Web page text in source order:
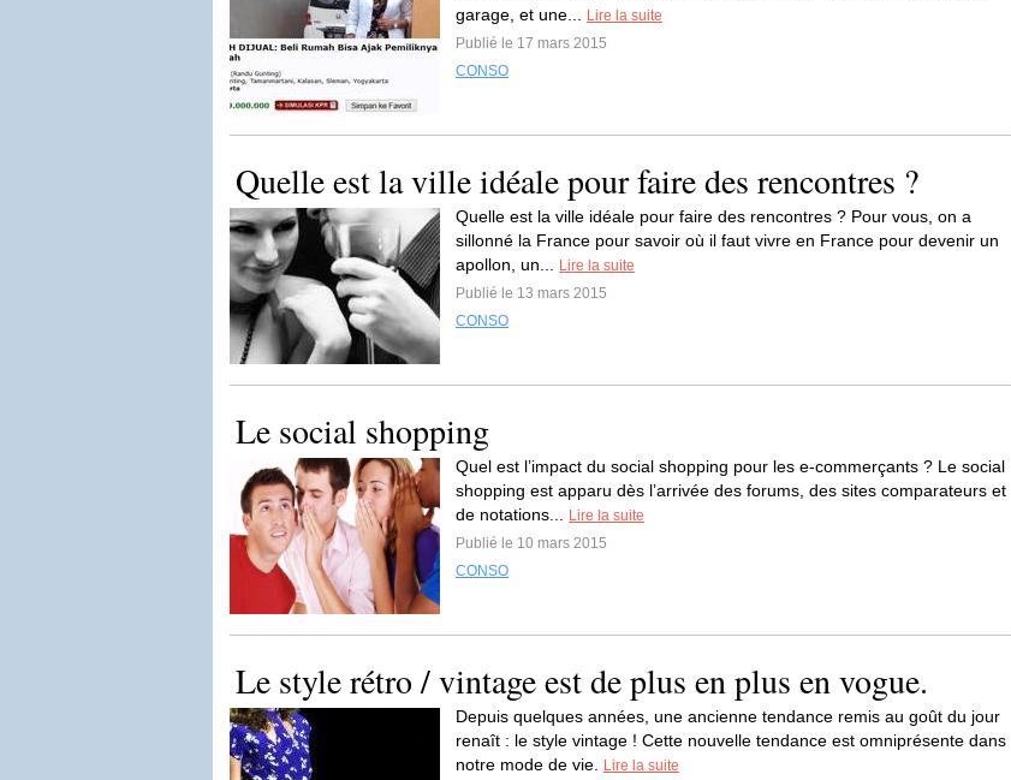
garage, et une...
Lire la suite
Publié le 17 mars 2015
CONSO
Quelle est la ville idéale pour faire des rencontres ?
Quelle est la ville idéale pour faire des rencontres ? Pour vous, on a
sillonné la France pour savoir où il faut vivre en France pour devenir un
apollon, un...
Lire la suite
Publié le 13 mars 2015
CONSO
Le social shopping
Quel est l’impact du social shopping pour les e-commerçants ? Le social
shopping est apparu dès l’arrivée des forums, des sites comparateurs et
de notations...
Lire la suite
Publié le 10 mars 2015
CONSO
Le style rétro / vintage est de plus en plus en vogue.
Depuis quelques années, une ancienne tendance remis au goût du jour
renaît : le style vintage ! Cette nouvelle tendance est omniprésente dans
notre mode de vie.
Lire la suite